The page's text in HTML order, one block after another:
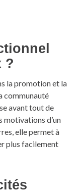
?
la promotion et la
communauté
avant tout de
motivations d’un
elle permet à
plus facilement